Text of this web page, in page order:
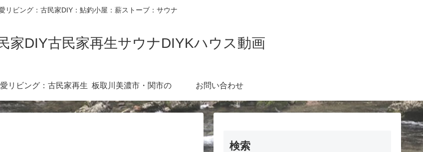
リビング：古民家DIY：鮎釣小屋：薪ストーブ：サウナ
家DIY古民家再生サウナDIYKハウス動画
愛リビング：古民家再生
diy360度
板取川美濃市・関市の
川：３６０度カメラ
お問い合わせ
検索